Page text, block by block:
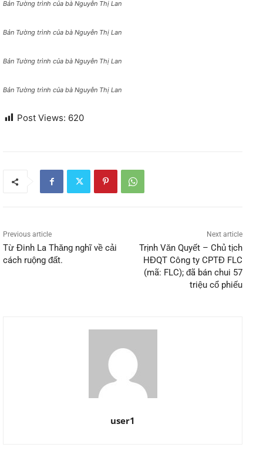
Bản Tường trình của bà Nguyễn Thị Lan
Bản Tường trình của bà Nguyễn Thị Lan
Bản Tường trình của bà Nguyễn Thị Lan
Bản Tường trình của bà Nguyễn Thị Lan
Post Views: 620
Previous article
Từ Đinh La Thăng nghĩ về cải
cách ruộng đất.
Next article
Trịnh Văn Quyết – Chủ tịch
HĐQT Công ty CPTĐ FLC
(mã: FLC); đã bán chui 57
triệu cổ phiếu
user1